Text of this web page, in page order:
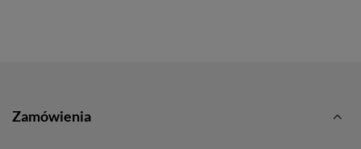
Zamówienia